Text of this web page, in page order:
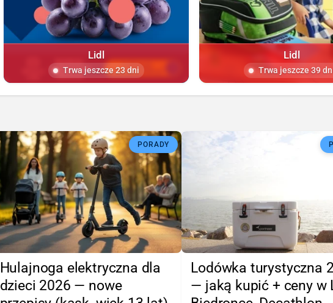
Lidl
Trwa jeszcze 23 dni
Lidl
Trwa jeszcze 39
PORADY
Hulajnoga elektryczna dla
dzieci 2026 — nowe
Lodówka turystyczna
— jaką kupić + ceny w